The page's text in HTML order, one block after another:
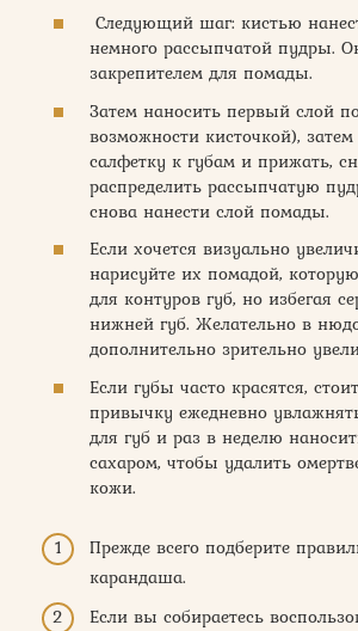
Следующий шаг: кистью
немного рассыпчатой пудры.
закрепителем для помады.
Затем наносить первый слой
возможности кисточкой),
салфетку к губам и прижать,
распределить рассыпчатую
снова нанести слой помады.
Если хочется визуально
нарисуйте их помадой,
для контуров губ, но избегая
нижней губ. Желательно в
дополнительно зрительно
Если губы часто красятся,
привычку ежедневно
для губ и раз в неделю
сахаром, чтобы удалить
кожи.
Прежде всего подберите
карандаша.
Если вы собираетесь